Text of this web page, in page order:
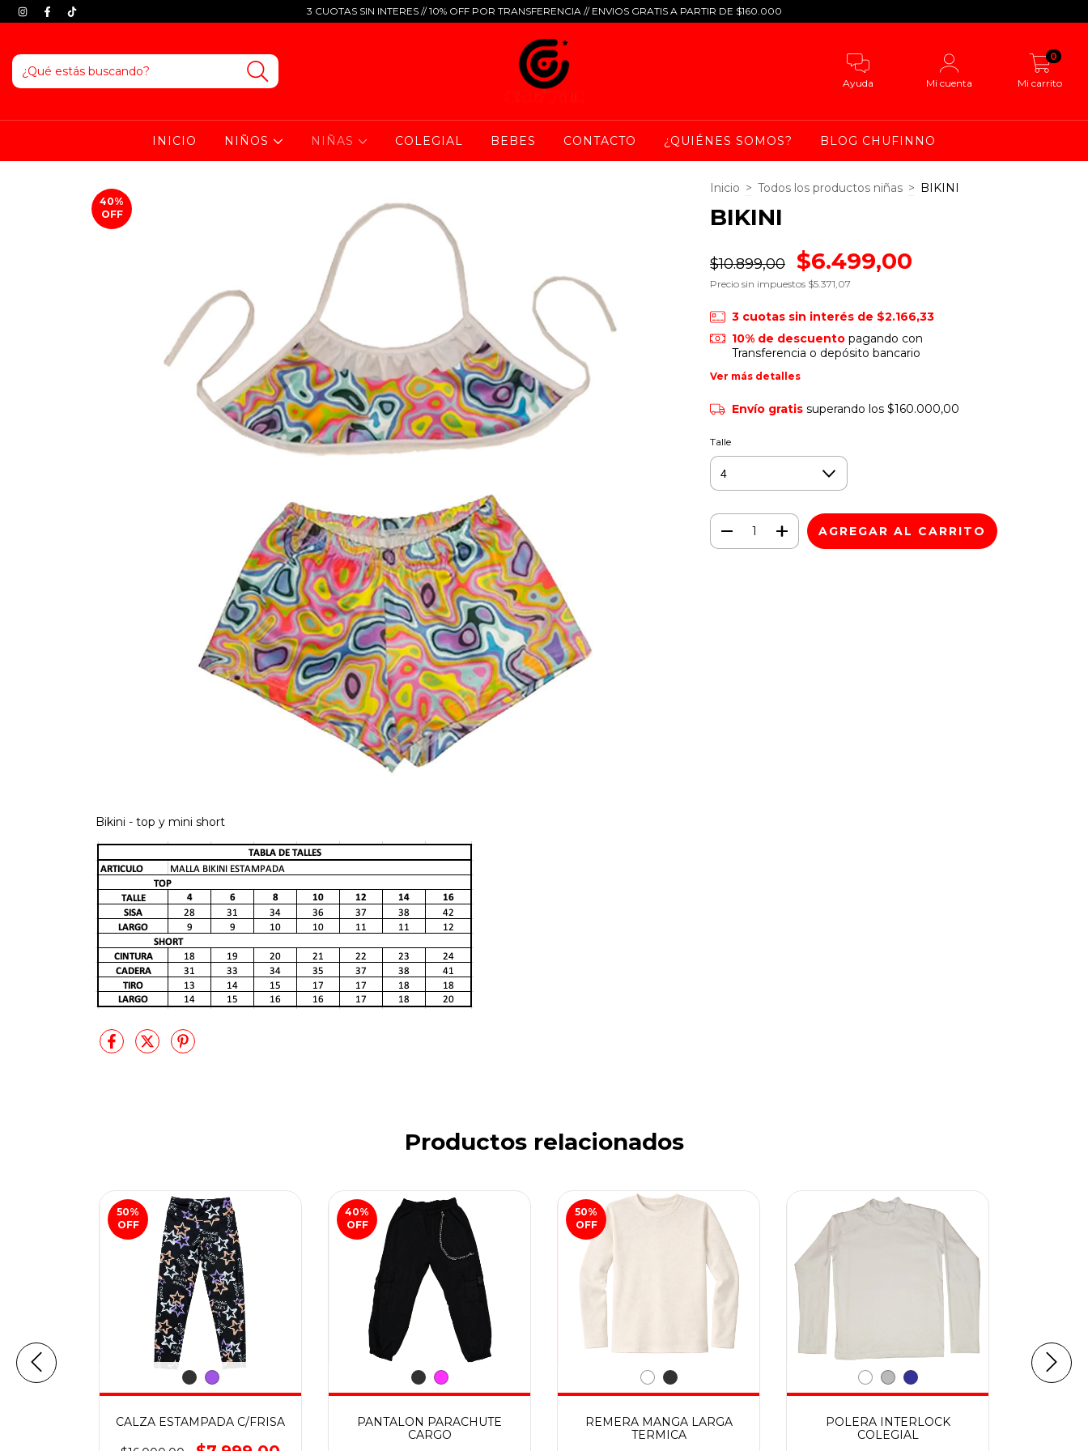
3 CUOTAS SIN INTERES // 10% OFF POR TRANSFERENCIA // ENVIOS GRATIS A PARTIR DE $160.000
Ayuda Mi cuenta Mi carrito
0
INICIO NIÑOS NIÑAS COLEGIAL BEBES CONTACTO ¿QUIÉNES SOMOS? BLOG CHUFINNO
40%
OFF
Bikini - top y mini short
Inicio > Todos los productos niñas > BIKINI
BIKINI
$10.899,00 $6.499,00
Precio sin impuestos $5.371,07
3 cuotas sin interés de $2.166,33
10% de descuentopagando con
Transferencia o depósito bancario
Ver más detalles
Envío gratis superando los $160.000,00
Talle
Productos relacionados
50%
OFF
CALZA ESTAMPADA C/FRISA
40%
OFF
PANTALON PARACHUTE
CARGO
50%
OFF
REMERA MANGA LARGA
TERMICA
POLERA INTERLOCK
COLEGIAL